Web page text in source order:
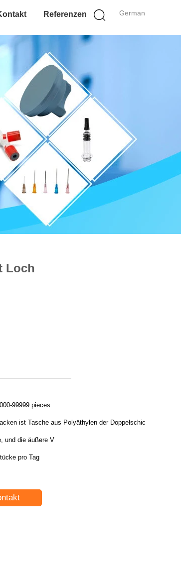
German
Referenzen
Loch
99999 pieces
ist Tasche aus Polyäthylen der Doppelschicht
und die äußere V
5000000-teilig/Stücke pro Tag